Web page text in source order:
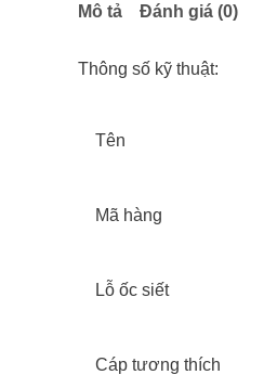
Mô tả Đánh giá (0)
Thông số kỹ thuật:
Tên
Mã hàng
Lỗ ốc siết
Cáp tương thích